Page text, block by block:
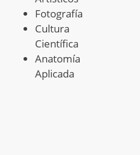
Fotografía
Cultura
Científica
Anatomía
Aplicada